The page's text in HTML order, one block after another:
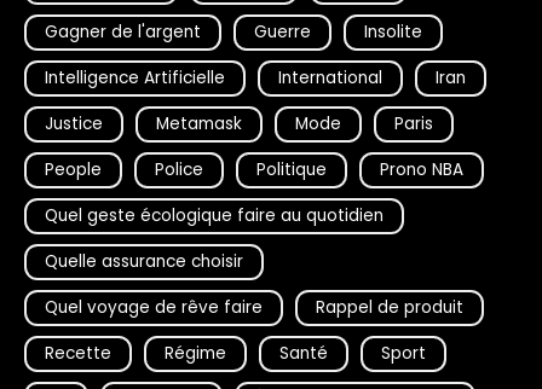
Gagner de l'argent
Guerre
Insolite
Intelligence Artificielle
International
Iran
Justice
Metamask Mode
Paris
People
Police Politique
Prono NBA
Quel geste écologique faire au quotidien
Quelle assurance choisir
Quel voyage de rêve faire
Rappel de produit
Recette
Régime Santé
Sport